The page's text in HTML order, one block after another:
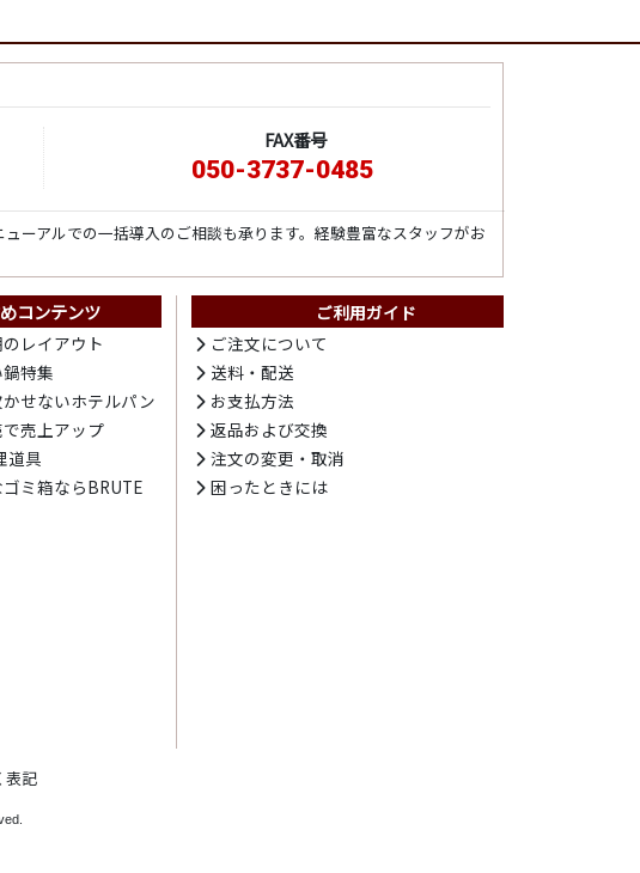
FAX番号
050-3737-0485
ーアルでの一括導入のご相談も承ります。経験豊富なスタッフがお
コンテンツ
レイアウト
特集
せないホテルパン
売上アップ
道具
ミ箱ならBRUTE
ご利用ガイド
ご注文について
送料・配送
お支払方法
返品および交換
注文の変更・取消
困ったときには
表記